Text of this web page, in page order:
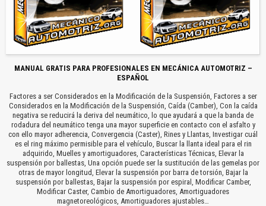
MANUAL GRATIS PARA PROFESIONALES EN MECÁNICA AUTOMOTRIZ –
ESPAÑOL
Factores a ser Considerados en la Modificación de la Suspensión, Factores a ser
Considerados en la Modificación de la Suspensión, Caída (Camber), Con la caída
negativa se reducirá la deriva del neumático, lo que ayudará a que la banda de
rodadura del neumático tenga una mayor superficie en contacto con el asfalto y
con ello mayor adherencia, Convergencia (Caster), Rines y Llantas, Investigar cuál
es el ring máximo permisible para el vehículo, Buscar la llanta ideal para el rin
adquirido, Muelles y amortiguadores, Características Técnicas, Elevar la
suspensión por ballestas, Una opción puede ser la sustitución de las gemelas por
otras de mayor longitud, Elevar la suspensión por barra de torsión, Bajar la
suspensión por ballestas, Bajar la suspensión por espiral, Modificar Camber,
Modificar Caster, Cambio de Amortiguadores, Amortiguadores
magnetoreológicos, Amortiguadores ajustables…